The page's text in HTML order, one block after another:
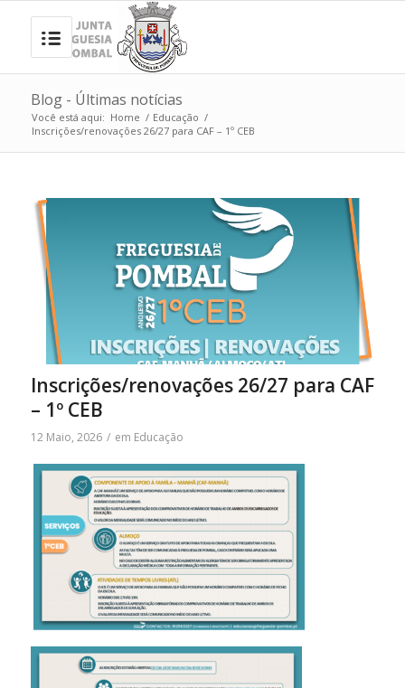
Blog - Últimas notícias
Você está aqui: Home / Educação /
Inscrições/renovações 26/27 para CAF – 1º CEB
Inscrições/renovações 26/27 para CAF
– 1º CEB
12 Maio, 2026 / em Educação